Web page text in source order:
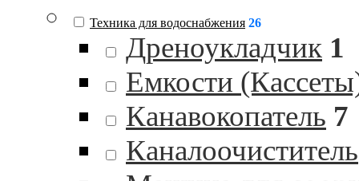
Техника для водоснабжения 26
Дреноукладчик 1
Емкости
Канавокопатель 7
Каналоочиститель